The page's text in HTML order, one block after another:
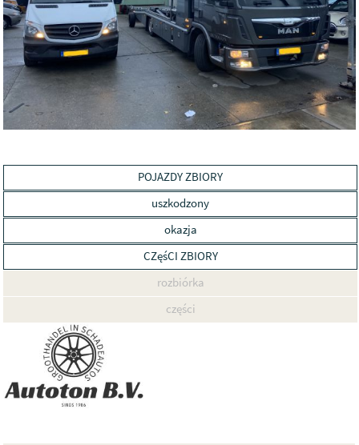
POJAZDY ZBIORY
uszkodzony
okazja
CZęśCI ZBIORY
rozbiórka
części